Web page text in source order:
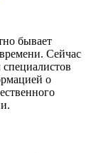
бывает
Сейчас
о